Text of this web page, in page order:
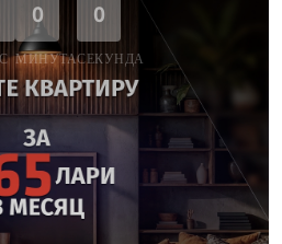
0
МИНУТА
0
СЕКУНДА